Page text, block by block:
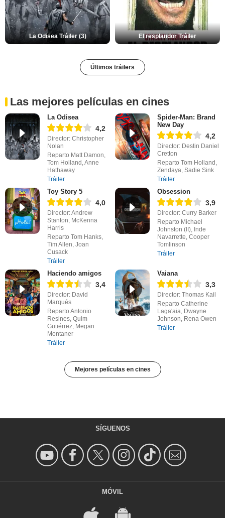
La Odisea Tráiler (3) El resplandor Tráiler
Últimos tráilers
Las mejores películas en cines
La Odisea
4,2
Director: Christopher
Nolan
Reparto Matt Damon,
Tom Holland, Anne
Hathaway
Tráiler
Spider-Man: Brand
New Day
4,2
Director: Destin Daniel
Cretton
Reparto Tom Holland,
Zendaya, Sadie Sink
Tráiler
Toy Story 5
4,0
Director: Andrew
Stanton, McKenna
Harris
Reparto Tom Hanks,
Tim Allen, Joan
Cusack
Tráiler
Obsession
3,9
Director: Curry Barker
Reparto Michael
Johnston (II), Inde
Navarrette, Cooper
Tomlinson
Tráiler
Haciendo amigos
3,4
Director: David
Marqués
Reparto Antonio
Resines, Quim
Gutiérrez, Megan
Montaner
Tráiler
Vaiana
3,3
Director: Thomas Kail
Reparto Catherine
Laga'aia, Dwayne
Johnson, Rena Owen
Tráiler
Mejores películas en cines
SÍGUENOS
MÓVIL